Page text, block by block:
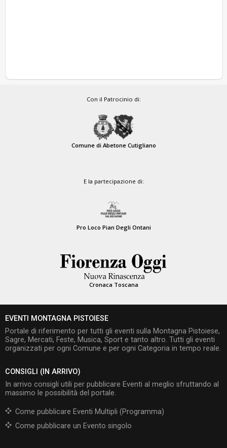
Con il Patrocinio di:
Comune di Abetone Cutigliano
E la partecipazione di:
Pro Loco Pian Degli Ontani
Cronaca Toscana
EVENTI MONTAGNA PISTOIESE
Portale di riferimento per tutti gli eventi sulla Montagna Pistoiese,
Sagre, Mercati, Feste, Musica, Sport e tanto altro. Tutti gli eventi
organizzati per ogni Comune e per ogni Categoria in tempo reale.
CONSIGLI (IN ARRIVO)
In arrivo consigli utili per pubblicare Eventi al meglio sfruttando al
massimo le possibilità del portale.
Come pubblicare Eventi Multipli (Programma)
Come pubblicare un Evento singolo